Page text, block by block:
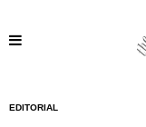
EDITORIAL